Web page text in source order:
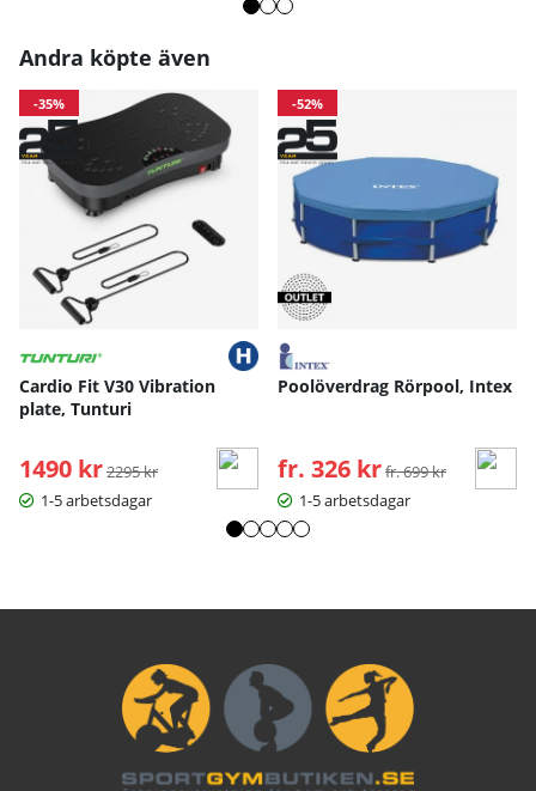
Andra köpte även
-35%
Cardio Fit V30 Vibration
plate, Tunturi
1490 kr Ordinarie pris:
2295 kr
1-5 arbetsdagar
-52%
Poolöverdrag Rörpool, Intex
fr. 326 kr Ordinarie pris:
fr. 699 kr
1-5 arbetsdagar